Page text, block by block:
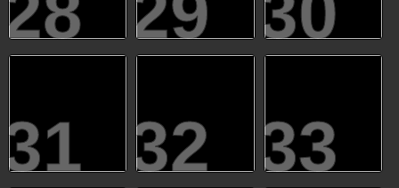
31
32
33